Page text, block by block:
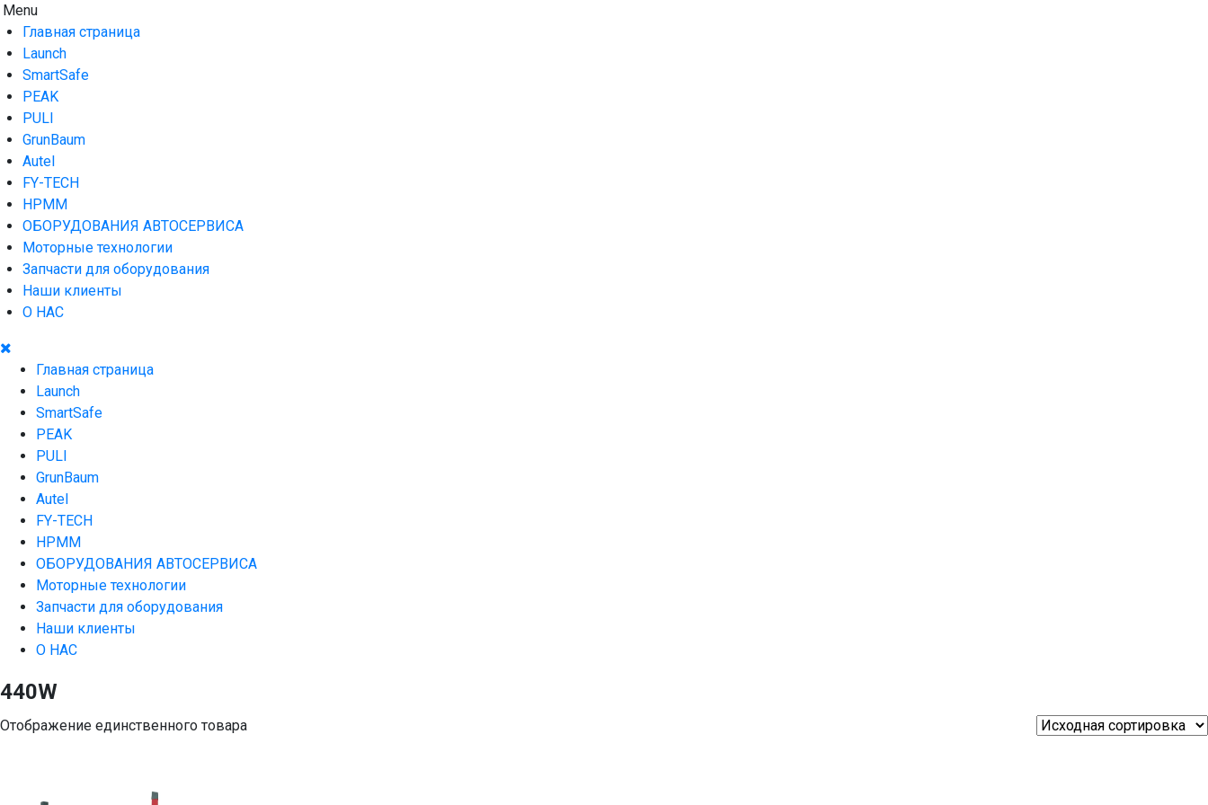
Skip
to
content
AUTO HOUSE
Технологии автосервиса — официальный дистрибьютор Launch в Армении,Launch Armenia
Menu
Главная страница
Launch
SmartSafe
PEAK
PULI
GrunBaum
Autel
FY-TECH
HPMM
ОБОРУДОВАНИЯ АВТОСЕРВИСА
Моторные технологии
Запчасти для оборудования
Наши клиенты
О НАС
Главная страница
Launch
SmartSafe
PEAK
PULI
GrunBaum
Autel
FY-TECH
HPMM
ОБОРУДОВАНИЯ АВТОСЕРВИСА
Моторные технологии
Запчасти для оборудования
Наши клиенты
О НАС
440W
Отображение единственного товара